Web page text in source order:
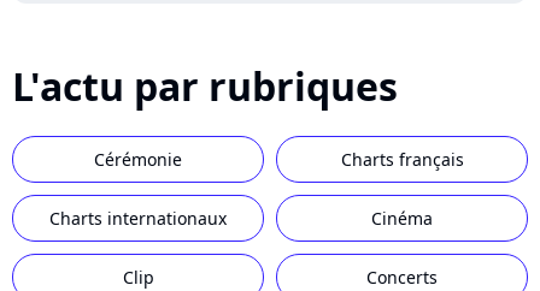
L'actu par rubriques
Cérémonie Charts français
Charts internationaux Cinéma
Clip Concerts